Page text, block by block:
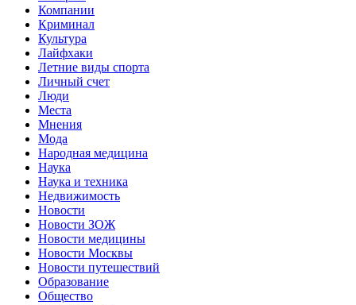
Компании
Криминал
Культура
Лайфхаки
Летние виды спорта
Личный счет
Люди
Места
Мнения
Мода
Народная медицина
Наука
Наука и техника
Недвижимость
Новости
Новости ЗОЖ
Новости медицины
Новости Москвы
Новости путешествий
Образование
Общество